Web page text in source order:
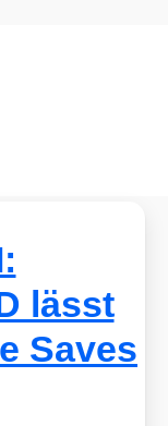
lässt
Saves